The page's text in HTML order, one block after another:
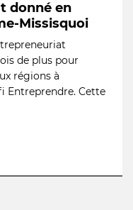
donné en
Missisquoi
de plus pour
régions à
Entreprendre. Cette